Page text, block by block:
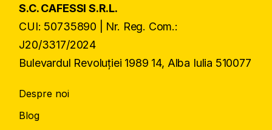
S.C. CAFESSI S.R.L.
CUI: 50735890 | Nr. Reg. Com.:
J20/3317/2024
Bulevardul Revoluției 1989 14, Alba Iulia 510077
Despre noi
Blog